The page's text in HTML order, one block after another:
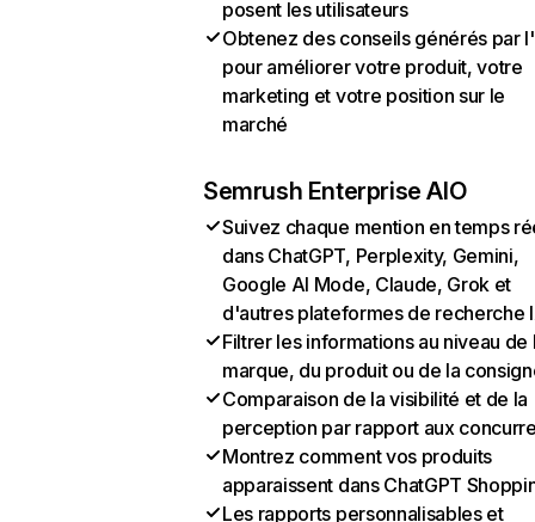
posent les utilisateurs
Obtenez des conseils générés par
pour améliorer votre produit, votre
marketing et votre position sur le
marché
Semrush Enterprise AIO
Suivez chaque mention en temps
dans ChatGPT, Perplexity, Gemini,
Google AI Mode, Claude, Grok et
d'autres plateformes de recherche
Filtrer les informations au niveau de
marque, du produit ou de la
Comparaison de la visibilité et de la
perception par rapport aux
Montrez comment vos produits
apparaissent dans ChatGPT
Les rapports personnalisables et